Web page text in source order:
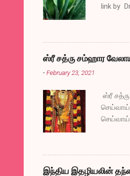
link by
ஸ்ரீ சத்ரு சம்ஹார
-February 23, 2021
ஸ்ரீ
செய்வாய்
அகல
செய்வாய்
இந்திய இதழியலின்